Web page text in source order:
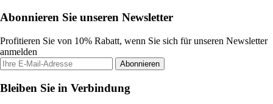
Abonnieren Sie unseren Newsletter
Profitieren Sie von 10% Rabatt, wenn Sie sich für unseren Newsletter
anmelden
Abonnieren
Bleiben Sie in Verbindung